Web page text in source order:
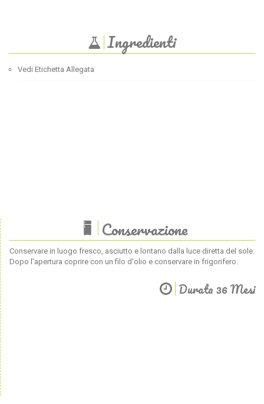
Ingredienti
Vedi Etichetta Allegata
Conservazione
Conservare in luogo fresco, asciutto e lontano dalla luce diretta del sole.
Dopo l'apertura coprire con un filo d'olio e conservare in frigorifero.
Durata 36 Mesi